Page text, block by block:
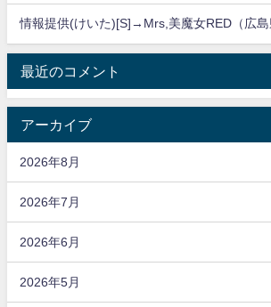
情報提供(けいた)[S]→Mrs,美魔女RED（広島
最近のコメント
アーカイブ
2026年8月
2026年7月
2026年6月
2026年5月